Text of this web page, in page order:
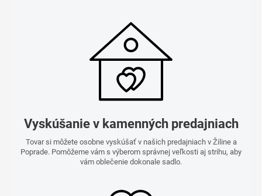
Vyskúšanie v kamenných predajniach
Tovar si môžete osobne vyskúšať v našich predajniach v Žiline a
Poprade. Pomôžeme vám s výberom správnej veľkosti aj strihu, aby
vám oblečenie dokonale sadlo.